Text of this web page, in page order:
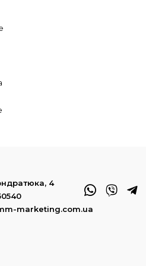
4
marketing.com.ua